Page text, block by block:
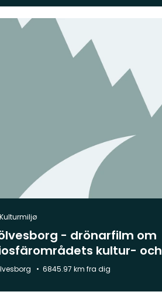
Kulturmiljø
- drönarfilm om
kultur- och
6845.97 km fra dig